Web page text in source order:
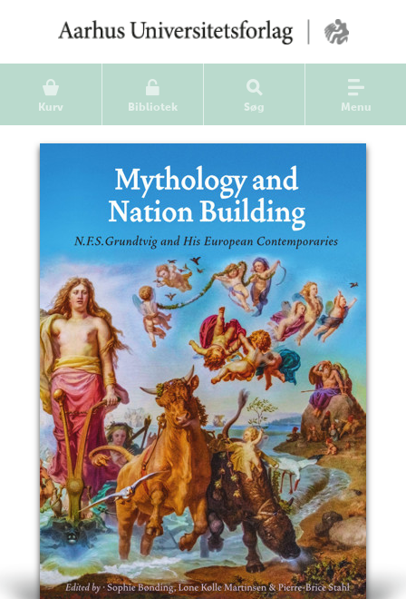
Kurv Bibliotek Søg Menu